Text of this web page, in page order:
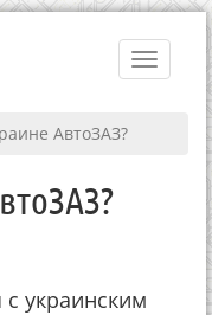
Toggle
АвтоЗАЗ?
с украинским